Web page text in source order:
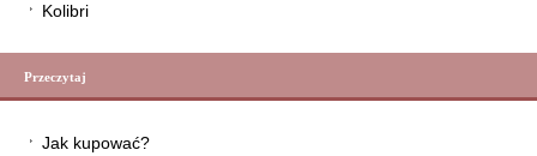
Kolibri
Przeczytaj
Jak kupować?